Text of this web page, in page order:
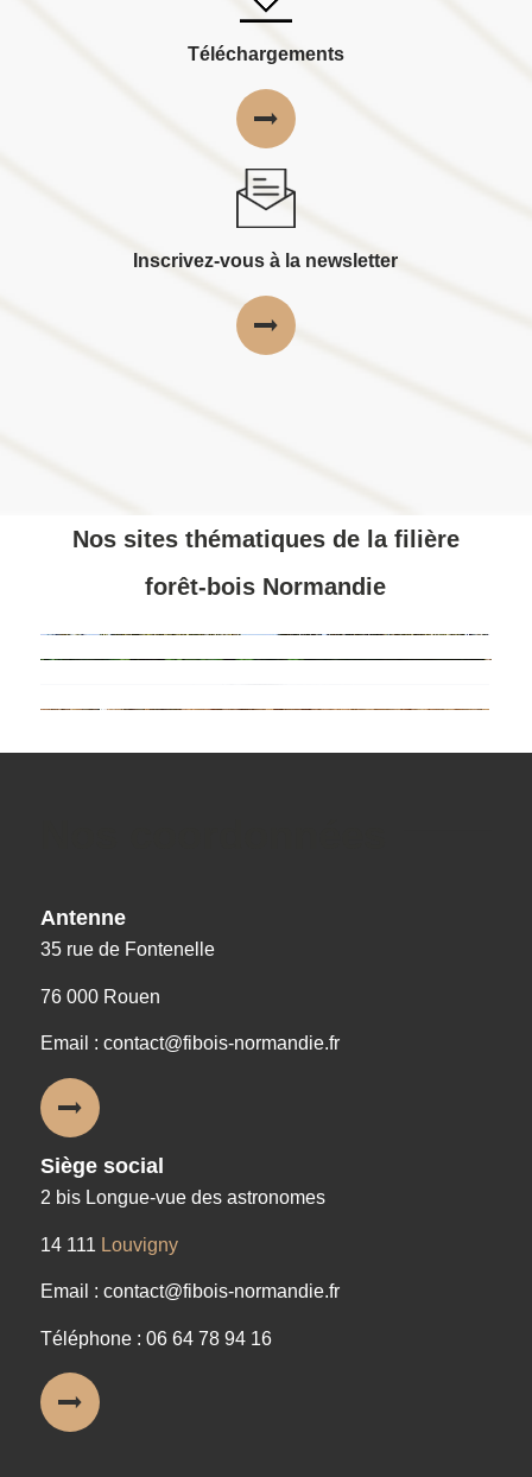
Téléchargements
Inscrivez-vous à la newsletter
Nos sites thématiques de la filière
forêt-bois Normandie
Antenne
35 rue de Fontenelle
76 000 Rouen
Email : contact@fibois-normandie.fr
Siège social
2 bis Longue-vue des astronomes
14 111 Louvigny
Email : contact@fibois-normandie.fr
Téléphone : 06 64 78 94 16